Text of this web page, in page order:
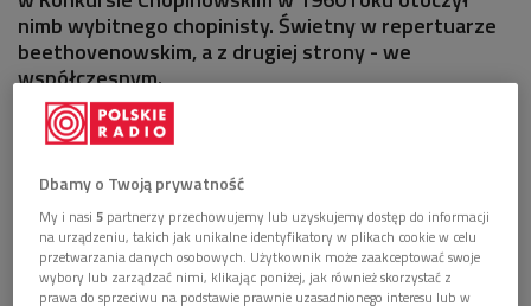
nimb wybitnego chopinisty. Świetny w repertuarze
beethovenowskim, a z drugiej strony - we
współczesnym.
Dbamy o Twoją prywatność
My i nasi5 partnerzy przechowujemy lub uzyskujemy dostęp do informacji
na urządzeniu, takich jak unikalne identyfikatory w plikach cookie w celu
przetwarzania danych osobowych. Użytkownik może zaakceptować swoje
wybory lub zarządzać nimi, klikając poniżej, jak również skorzystać z
prawa do sprzeciwu na podstawie prawnie uzasadnionego interesu lub w